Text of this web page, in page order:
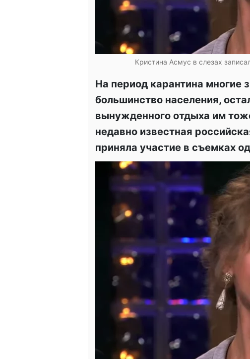
Кристина Асмус в слезах
На период карантина многие
большинство населения,
вынужденного отдыха им
недавно известная
приняла участие в съемках